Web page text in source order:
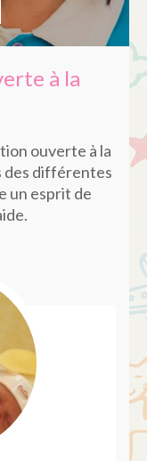
à la
ouverte à la
des différentes
un esprit de